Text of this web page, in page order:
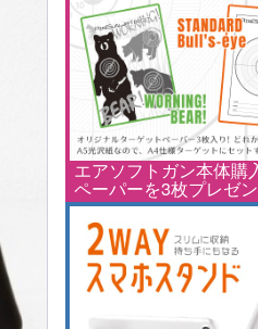
エアソフトガン本体購
ペーパーを3枚プレゼン